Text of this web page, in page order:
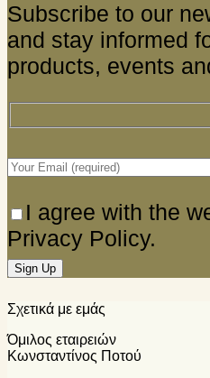
Subscribe to our
and stay informed
products, events
I agree with the
Privacy Policy.
Σχετικά με εμάς
Όμιλος εταιρειών
Κωνσταντίνος Ποτού